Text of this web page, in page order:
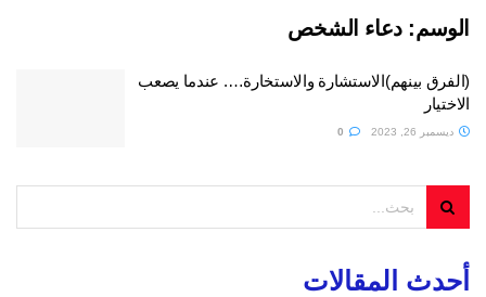
الوسم:دعاء الشخص
(الفرق بينهم)الاستشارة والاستخارة…. عندما يصعب
الاختيار
ديسمبر 26, 2023
أحدث المقالات